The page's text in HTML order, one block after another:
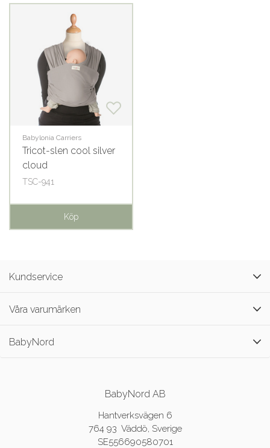
Babylonia Carriers
Tricot-slen cool silver
cloud
TSC-941
Köp
Kundservice
Våra varumärken
BabyNord
BabyNord AB
Hantverksvägen 6
764 93 Väddö, Sverige
SE556690580701